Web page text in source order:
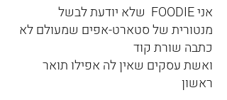
אני FOODIE שלא יודעת לבשל
מנטורית של סטארט-אפים שמעולם לא
כתבה שורת קוד
ואשת עסקים שאין לה אפילו תואר
ראשון